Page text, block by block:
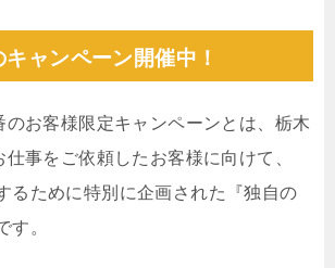
ャンペーン開催中！
のお客様限定キャンペーンとは、栃木
事をご依頼したお客様に向けて、
るために特別に企画された『独自の
す。